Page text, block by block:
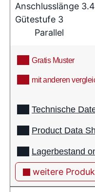
Anschlusslänge
Gütestufe 3
Parallel
Gratis Muster
mit anderen
Technische
Product Data
Lagerbestand
weitere